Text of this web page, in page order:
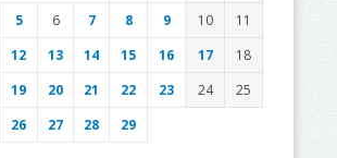
5
6 7 8 9 10
11
12
13 14 15 16 17
18
19
20 21 22 23 24
25
26
27 28 29